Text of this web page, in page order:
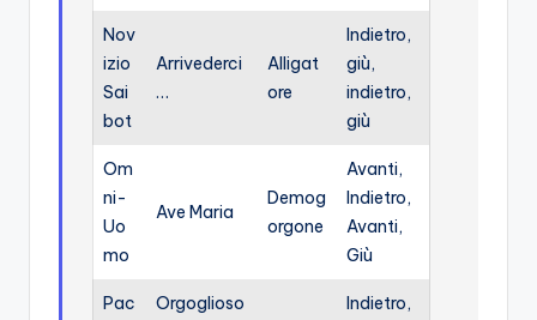
Nov
izio
Sai
bot
Arrivederci
…
Alligat
ore
Indietro,
giù,
indietro,
giù
Om
ni-
Uo
mo
Ave Maria
Demog
orgone
Avanti,
Indietro,
Avanti,
Giù
Pac
Orgoglioso
Indietro,